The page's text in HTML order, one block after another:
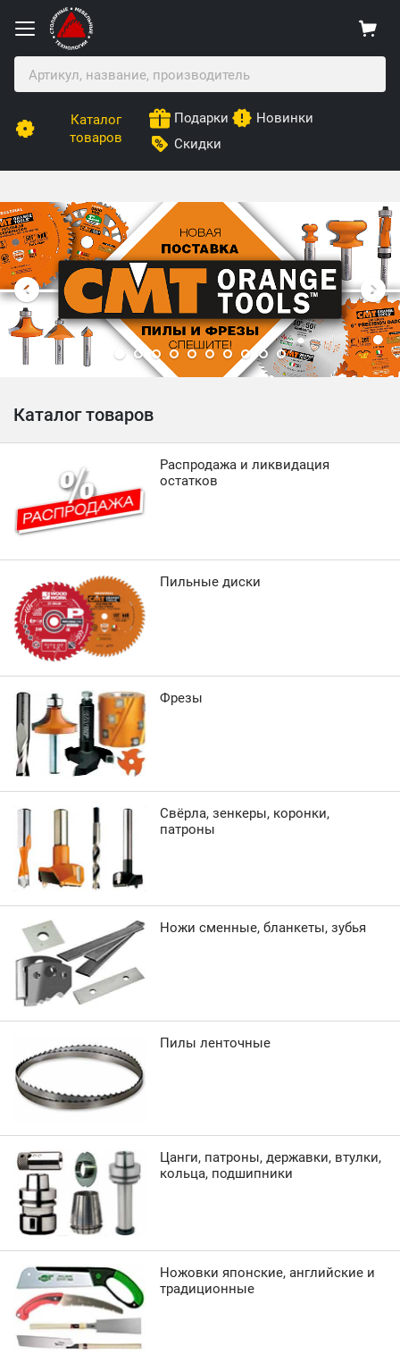
Каталог
товаров
Подарки
Новинки
Скидки
Столярные Мебельные Технологии
Каталог товаров
Распродажа и ликвидация
остатков
Пильные диски
Фрезы
Свёрла, зенкеры, коронки,
патроны
Ножи сменные, бланкеты, зубья
Пилы ленточные
Цанги, патроны, державки, втулки,
кольца, подшипники
Ножовки японские, английские и
традиционные